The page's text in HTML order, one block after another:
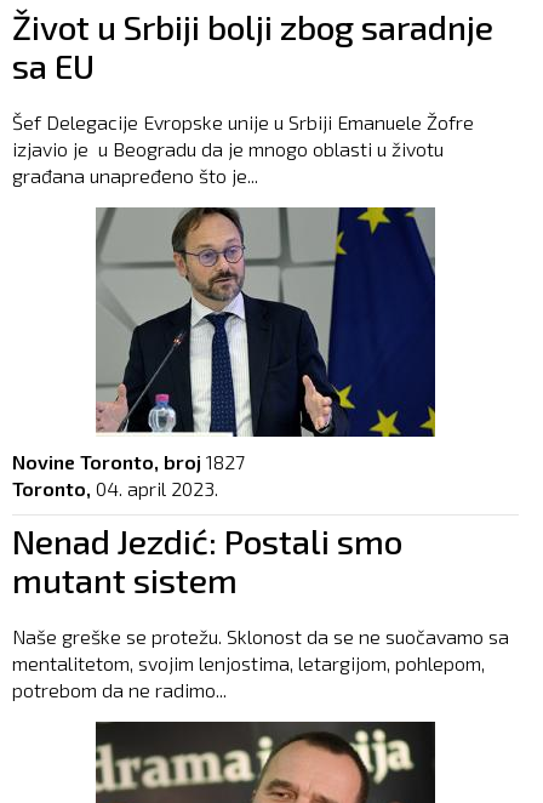
Život u Srbiji bolji zbog saradnje
sa EU
Šef Delegacije Evropske unije u Srbiji Emanuele Žofre
izjavio je u Beogradu da je mnogo oblasti u životu
građana unapređeno što je...
Novine Toronto, broj 1827
Toronto, 04. april 2023.
Nenad Jezdić: Postali smo
mutant sistem
Naše greške se protežu. Sklonost da se ne suočavamo sa
mentalitetom, svojim lenjostima, letargijom, pohlepom,
potrebom da ne radimo...